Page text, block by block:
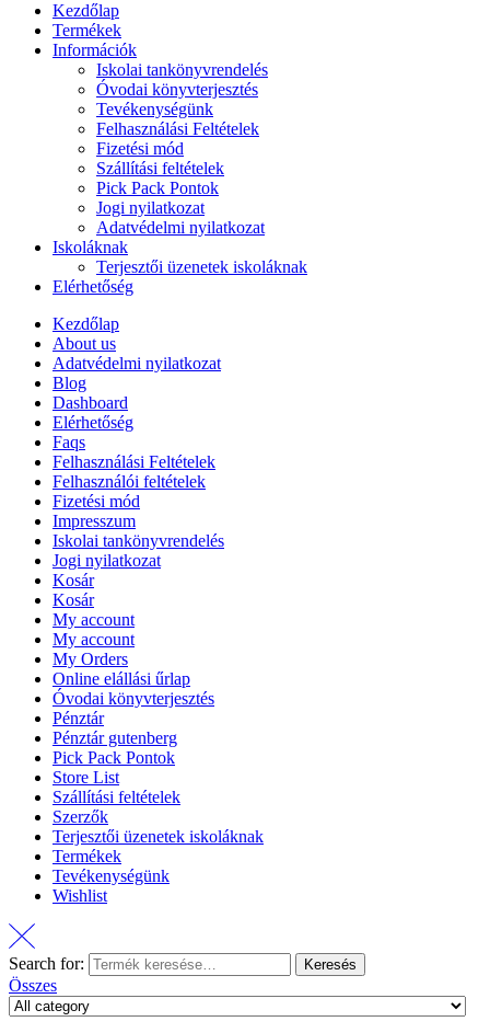
Kezdőlap
Termékek
Információk
Iskolai tankönyvrendelés
Óvodai könyvterjesztés
Tevékenységünk
Felhasználási Feltételek
Fizetési mód
Szállítási feltételek
Pick Pack Pontok
Jogi nyilatkozat
Adatvédelmi nyilatkozat
Iskoláknak
Terjesztői üzenetek iskoláknak
Elérhetőség
Kezdőlap
About us
Adatvédelmi nyilatkozat
Blog
Dashboard
Elérhetőség
Faqs
Felhasználási Feltételek
Felhasználói feltételek
Fizetési mód
Impresszum
Iskolai tankönyvrendelés
Jogi nyilatkozat
Kosár
Kosár
My account
My account
My Orders
Online elállási űrlap
Óvodai könyvterjesztés
Pénztár
Pénztár gutenberg
Pick Pack Pontok
Store List
Szállítási feltételek
Szerzők
Terjesztői üzenetek iskoláknak
Termékek
Tevékenységünk
Wishlist
Search for: Keresés
Összes